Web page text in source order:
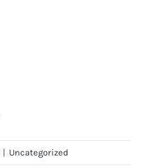
| Uncategorized